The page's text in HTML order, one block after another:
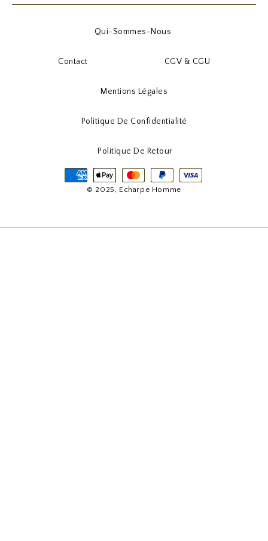
Qui-Sommes-Nous
Contact CGV & CGU
Mentions Légales
Politique De Confidentialité
Politique De Retour
© 2025, Echarpe Homme